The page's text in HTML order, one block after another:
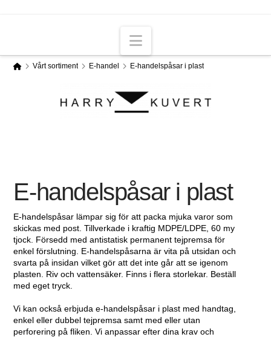
Navigation
HomeVårt sortiment E-handel E-handelspåsar i plast
E-handelspåsar i plast
E-handelspåsar lämpar sig för att packa mjuka varor som
skickas med post. Tillverkade i kraftig MDPE/LDPE, 60 my
tjock. Försedd med antistatisk permanent tejpremsa för
enkel förslutning. E-handelspåsarna är vita på utsidan och
svarta på insidan vilket gör att det inte går att se igenom
plasten. Riv och vattensäker. Finns i flera storlekar. Beställ
med eget tryck.
Vi kan också erbjuda e-handelspåsar i plast med handtag,
enkel eller dubbel tejpremsa samt med eller utan
perforering på fliken. Vi anpassar efter dina krav och